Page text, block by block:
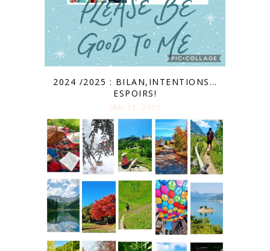
2024 /2025 : BILAN,INTENTIONS…
ESPOIRS!
JAN 13. 2025